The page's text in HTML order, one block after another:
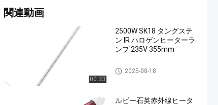
関連動画
00:33
2500W SK18 タングステ
ン IR ハロゲンヒーターラ
ンプ 235V 355mm
IRハロゲン ランプ
2025-08-18
ルビー石英赤外線ヒータ